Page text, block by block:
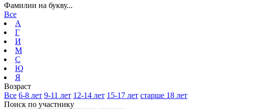
Фамилии на букву...
Все
А
Г
И
М
С
Ю
Я
Возраст
Все 6-8 лет 9-11 лет 12-14 лет 15-17 лет старше 18 лет
Поиск по участнику